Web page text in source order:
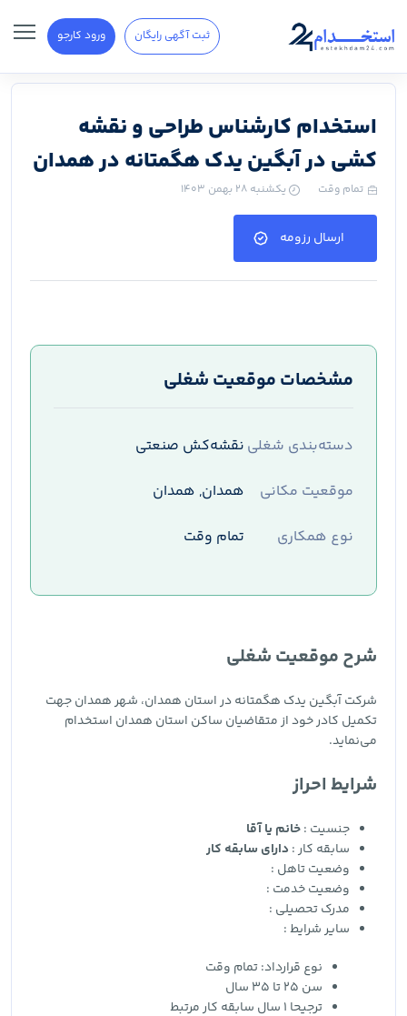
ثبت آگهی رایگان ورود کارجو
استخدام کارشناس طراحی و نقشه
کشی در آبگین یدک هگمتانه در همدان
تمام وقت یکشنبه ۲۸ بهمن ۱۴۰۳
ارسال رزومه
مشخصات موقعیت شغلی
دسته‌بندی شغلی نقشه‌کش صنعتی
موقعیت مکانی
همدان, همدان
نوع همکاری
تمام وقت
شرح موقعیت شغلی
شرکت آبگین یدک هگمتانه در استان همدان، شهر همدان جهت
تکمیل کادر خود از متقاضیان ساکن استان‌ همدان استخدام
می‌نماید.
شرایط احراز
جنسیت :خانم یا آقا
سابقه کار : دارای سابقه کار
وضعیت تاهل :
وضعیت خدمت :
مدرک تحصیلی :
سایر شرایط :
نوع قرارداد: تمام وقت
سن 25 تا 35 سال
ترجیحا 1 سال سابقه کار مرتبط